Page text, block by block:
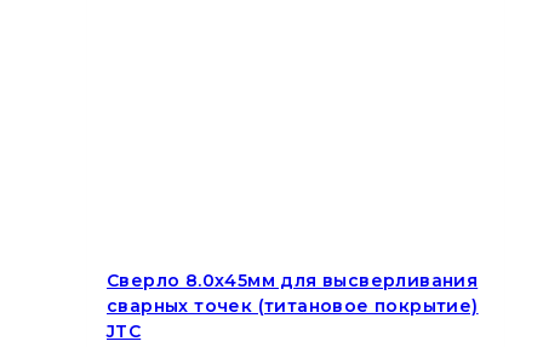
Сверло 8.0х45мм для высверливания
сварных точек (титановое покрытие)
JTC